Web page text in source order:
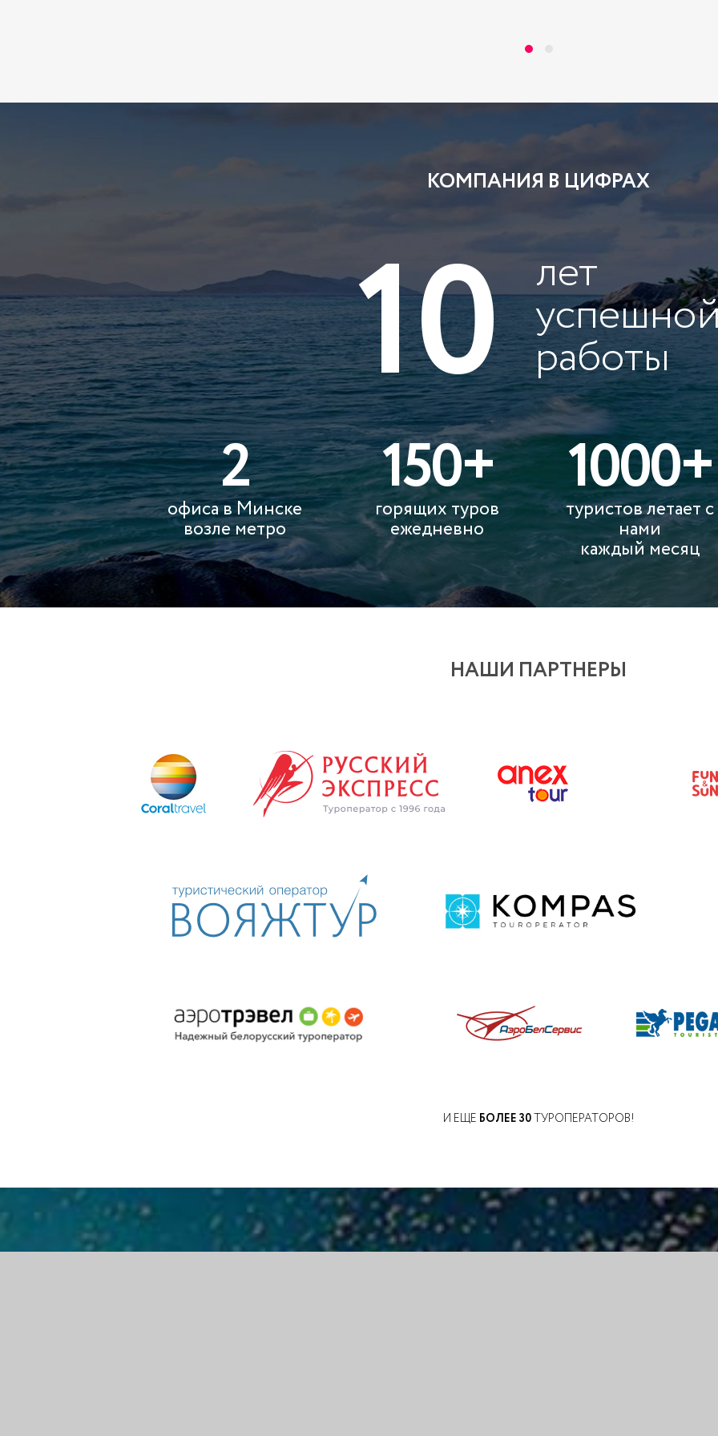
КОМПАНИЯ В ЦИФРАХ
10 лет
работы
2
офиса в Минске
возле метро
150+
горящих туров
ежедневно
1000+
туристов летает с
нами
каждый месяц
НАШИ ПАРТНЕРЫ
И ЕЩЕ БОЛЕЕ 30ТУРОПЕРАТОРОВ!